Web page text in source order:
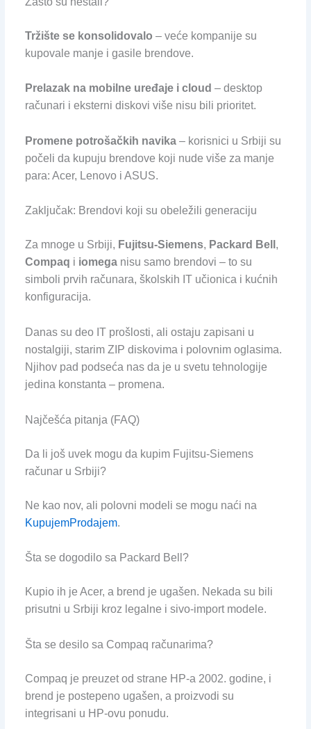
Tržište se konsolidovalo – veće kompanije su
kupovale manje i gasile brendove.
Prelazak na mobilne uređaje i cloud – desktop
računari i eksterni diskovi više nisu bili prioritet.
Promene potrošačkih navika– korisnici u Srbiji su
počeli da kupuju brendove koji nude više za manje
para: Acer, Lenovo i ASUS.
Zaključak: Brendovi koji su obeležili generaciju
Za mnoge u Srbiji, Fujitsu-Siemens, Packard Bell ,
Compaq i iomeganisu samo brendovi – to su
simboli prvih računara, školskih IT učionica i kućnih
konfiguracija.
Danas su deo IT prošlosti, ali ostaju zapisani u
nostalgiji, starim ZIP diskovima i polovnim oglasima.
Njihov pad podseća nas da je u svetu tehnologije
jedina konstanta – promena.
Najčešća pitanja (FAQ)
Da li još uvek mogu da kupim Fujitsu-Siemens
računar u Srbiji?
Ne kao nov, ali polovni modeli se mogu naći na
KupujemProdajem.
Šta se dogodilo sa Packard Bell?
Kupio ih je Acer, a brend je ugašen. Nekada su bili
prisutni u Srbiji kroz legalne i sivo-import modele.
Šta se desilo sa Compaq računarima?
Compaq je preuzet od strane HP-a 2002. godine, i
brend je postepeno ugašen, a proizvodi su
integrisani u HP-ovu ponudu.